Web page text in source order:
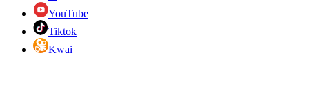
YouTube
Tiktok
Kwai